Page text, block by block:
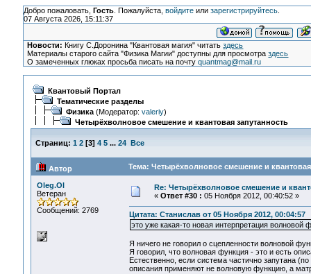
Добро пожаловать, Гость. Пожалуйста, войдитеили зарегистрируйтесь.
07 Августа 2026, 15:11:37
Новости: Книгу С.Доронина "Квантовая магия" читатьздесь
Материалы старого сайта "Физика Магии" доступны для просмотраздесь
О замеченных глюках просьба писать на почтуquantmag@mail.ru
Квантовый Портал
Тематические разделы
Физика(Модератор: valeriy)
Четырёхволновое смешение и квантовая запутанность
Страниц: 1 2[3] 4 5 ... 24 Все
Автор Тема: Четырёхволновое смешение и
Oleg.Ol
Ветеран
Сообщений: 2769
Re: Четырёхволновое смешение и
« Ответ #30 : 05 Ноября 2012, 00:40:52 »
Цитата: Станислав от 05 Ноября 2012, 00:04:57
это уже какая-то новая интерпретация
Я ничего не говорил о сцепленности волновой
Я говорил, что волновая функция - это и есть
Естественно, если система частично запутана
описания применяют не волновую функцию, а